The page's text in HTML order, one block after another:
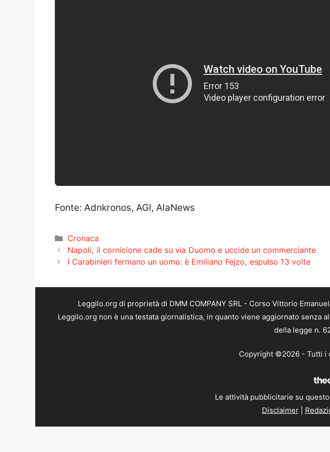
Fonte: Adnkronos, AGI, AlaNews
Categorie
Cronaca
Napoli, il cornicione cade su via Duomo e uccide un commerciante
I Carabinieri fermano un uomo: è Emiliano Fejzo, espulso 13 volte
Leggilo.org di proprietà di DMM COMPANY SRL - Corso Vittorio
Leggilo.org non è una testata giornalistica, in quanto viene aggiornato
della legge n.
Copyright ©2026 - Tutti i
Le attività pubblicitarie su
Disclaimer|